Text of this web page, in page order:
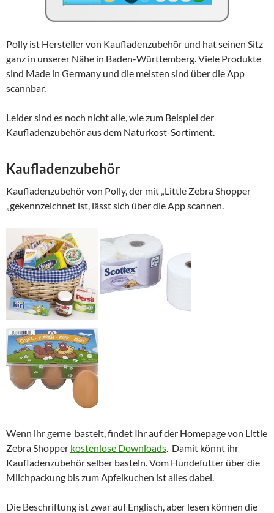
Polly ist Hersteller von Kaufladenzubehör und hat seinen Sitz
ganz in unserer Nähe in Baden-Württemberg. Viele Produkte
sind Made in Germany und die meisten sind über die App
scannbar.
Leider sind es noch nicht alle, wie zum Beispiel der
Kaufladenzubehör aus dem Naturkost-Sortiment.
Kaufladenzubehör
Kaufladenzubehör von Polly, der mit „Little Zebra Shopper
„gekennzeichnet ist, lässt sich über die App scannen.
Wenn ihr gerne bastelt, findet Ihr auf der Homepage von Little
Zebra Shopper kostenlose Downloads . Damit könnt ihr
Kaufladenzubehör selber basteln. Vom Hundefutter über die
Milchpackung bis zum Apfelkuchen ist alles dabei.
Die Beschriftung ist zwar auf Englisch, aber lesen können die